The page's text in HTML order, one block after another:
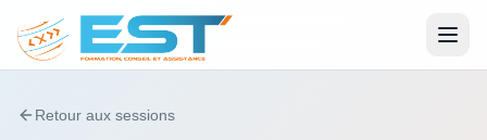
Retour aux sessions